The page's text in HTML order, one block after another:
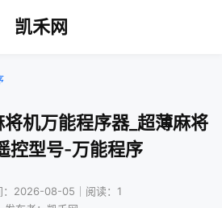
凯禾网
机万能程序器_超薄麻将
控型号-万能程序
：2026-08-05｜阅读：1